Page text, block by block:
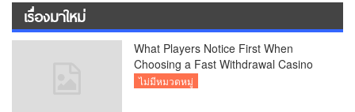
เรื่องมาใหม่
What Players Notice First When
Choosing a Fast Withdrawal Casino
UK
ไม่มีหมวดหมู่